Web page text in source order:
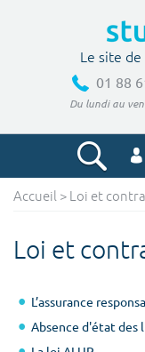
Le site
01 88
Du lundi au
Ville, école
Budget min
Accueil > Loi et
Loi et
L’assurance
Absence d'état des